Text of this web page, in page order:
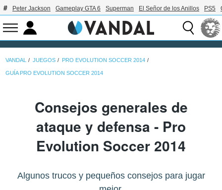
Peter Jackson Gameplay GTA 6 Superman El Señor de los Anillos PS5
VANDAL JUEGOS PRO EVOLUTION SOCCER 2014
GUÍA PRO EVOLUTION SOCCER 2014
Consejos generales de
ataque y defensa - Pro
Evolution Soccer 2014
Algunos trucos y pequeños consejos para jugar